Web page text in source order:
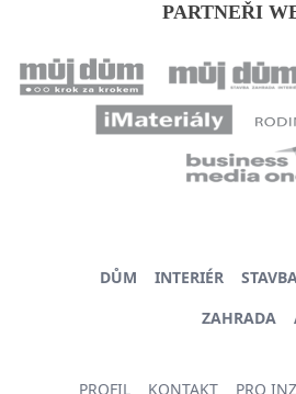
PARTNEŘI
DŮM INTERIÉR
ZAHRADA
PROFIL KONTAKT PRO